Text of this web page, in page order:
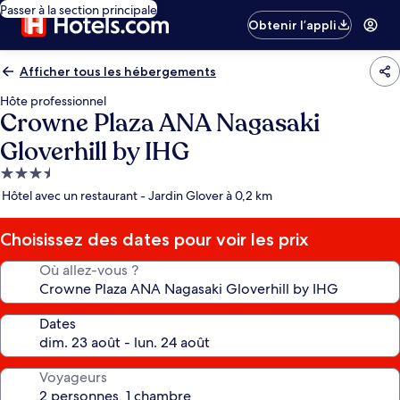
Passer à la section principale
Obtenir l’appli
Afficher tous les hébergements
Hôte professionnel
Crowne Plaza ANA Nagasaki
Gloverhill by IHG
Hébergement
3.5 étoiles
Hôtel avec un restaurant - Jardin Glover à 0,2 km
Choisissez des dates pour voir les prix
Où allez-vous ?
Dates
Voyageurs